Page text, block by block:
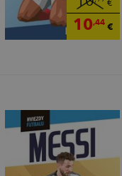
€
10,44€